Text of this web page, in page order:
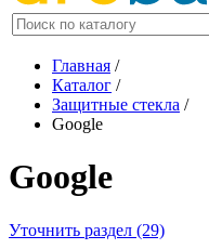
Главная /
Каталог /
Защитные стекла /
Google
Google
Уточнить раздел (29)